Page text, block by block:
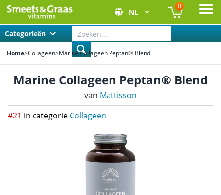
NL
0
Categorieën
Home>Collageen>Marine Collageen Peptan® Blend
Marine Collageen Peptan® Blend
van Mattisson
#21 in categorie Collageen